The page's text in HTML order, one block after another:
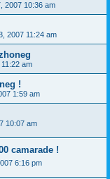
2007 10:36 am
2007 11:24 am
am
!
1:59 am
10:07 am
camarade !
6:16 pm